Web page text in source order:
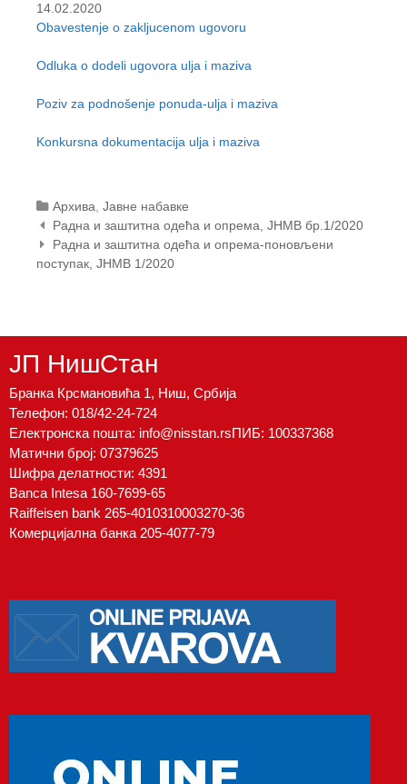
14.02.2020
Obavestenje o zakljucenom ugovoru
Odluka o dodeli ugovora ulja i maziva
Poziv za podnošenje ponuda-ulja i maziva
Konkursna dokumentacija ulja i maziva
Categories
Архива Јавне набавке
Post
navigation
Радна и заштитна одећа и опрема, ЈНМВ бр.1/2020
Радна и заштитна одећа и опрема-поновљени
поступак, ЈНМВ 1/2020
ЈП НишСтан
Бранка Крсмановића 1, Ниш, Србија
Телефон: 018/42-24-724
Електронска пошта: info@nisstan.rsПИБ: 100337368
Матични број: 07379625
Шифра делатности: 4391
Banca Intesa 160-7699-65
Raiffeisen bank 265-4010310003270-36
Комерцијална банка 205-4077-79